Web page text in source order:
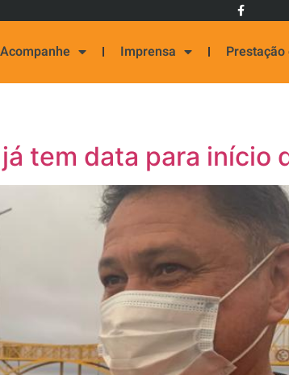
Acompanhe Imprensa Prestação
tem data para início